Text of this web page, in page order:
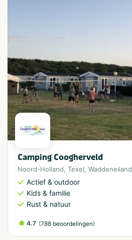
Camping Coogherveld
Noord-Holland, Texel, Waddeneiland
Actief & outdoor
Kids & familie
Rust & natuur
4.7 (788 beoordelingen)